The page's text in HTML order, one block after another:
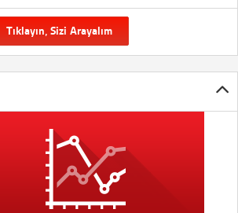
Tıklayın, Sizi Arayalım